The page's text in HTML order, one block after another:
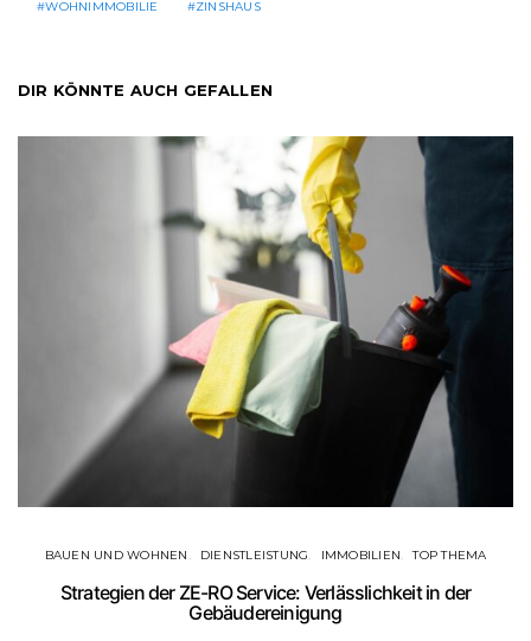
WOHNIMMOBILIE
ZINSHAUS
DIR KÖNNTE AUCH GEFALLEN
BAUEN UND WOHNEN DIENSTLEISTUNG IMMOBILIEN TOP THEMA
Strategien der ZE-RO Service: Verlässlichkeit in der
Gebäudereinigung